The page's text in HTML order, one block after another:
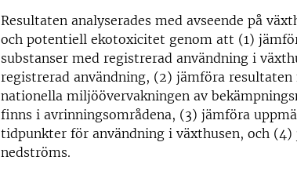
Resultaten analyserades med avseende på
och potentiell ekotoxicitet genom att (1)
substanser med registrerad användning i
registrerad användning, (2) jämföra
nationella miljöövervakningen av
finns i avrinningsområdena, (3) jämföra
tidpunkter för användning i växthusen, och
nedströms.